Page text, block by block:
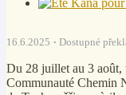
16.6.2025 Dostupné
Du 28 juillet au 3 août,
Communauté Chemin